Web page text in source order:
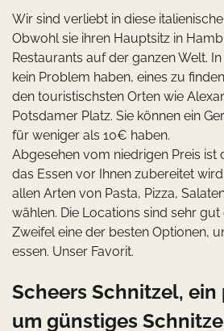
Wir sind verliebt in diese
Obwohl sie ihren Hauptsitz in
Restaurants auf der ganzen Welt.
kein Problem haben, eines zu
den touristischsten Orten wie
Potsdamer Platz. Sie können ein
für weniger als 10€ haben.
Abgesehen vom niedrigen Preis ist
das Essen vor Ihnen zubereitet
allen Arten von Pasta, Pizza,
wählen. Die Locations sind sehr gut
Zweifel eine der besten Optionen,
essen. Unser Favorit.
Scheers Schnitzel, ein
um günstiges